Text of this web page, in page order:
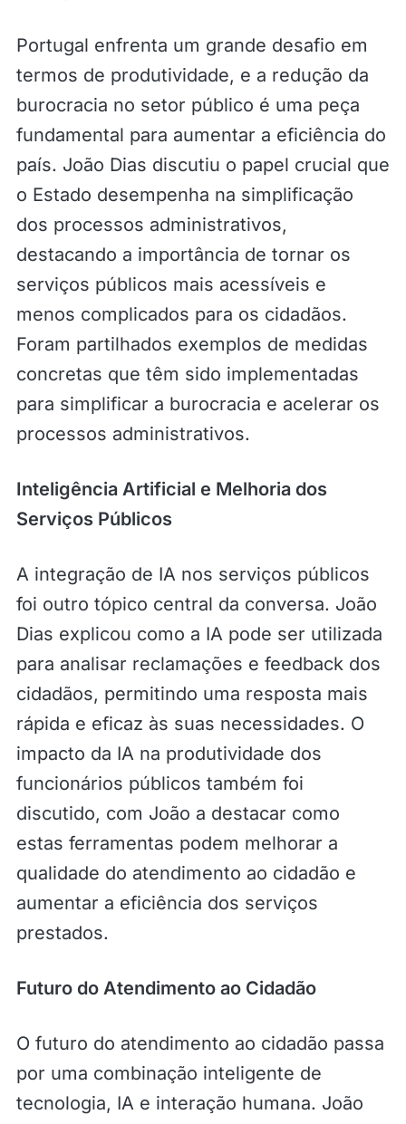
Portugal enfrenta um grande desafio em
termos de produtividade, e a redução da
burocracia no setor público é uma peça
fundamental para aumentar a eficiência do
país. João Dias discutiu o papel crucial que
o Estado desempenha na simplificação
dos processos administrativos,
destacando a importância de tornar os
serviços públicos mais acessíveis e
menos complicados para os cidadãos.
Foram partilhados exemplos de medidas
concretas que têm sido implementadas
para simplificar a burocracia e acelerar os
processos administrativos.
Inteligência Artificial e Melhoria dos
Serviços Públicos
A integração de IA nos serviços públicos
foi outro tópico central da conversa. João
Dias explicou como a IA pode ser utilizada
para analisar reclamações e feedback dos
cidadãos, permitindo uma resposta mais
rápida e eficaz às suas necessidades. O
impacto da IA na produtividade dos
funcionários públicos também foi
discutido, com João a destacar como
estas ferramentas podem melhorar a
qualidade do atendimento ao cidadão e
aumentar a eficiência dos serviços
prestados.
Futuro do Atendimento ao Cidadão
O futuro do atendimento ao cidadão passa
por uma combinação inteligente de
tecnologia, IA e interação humana. João